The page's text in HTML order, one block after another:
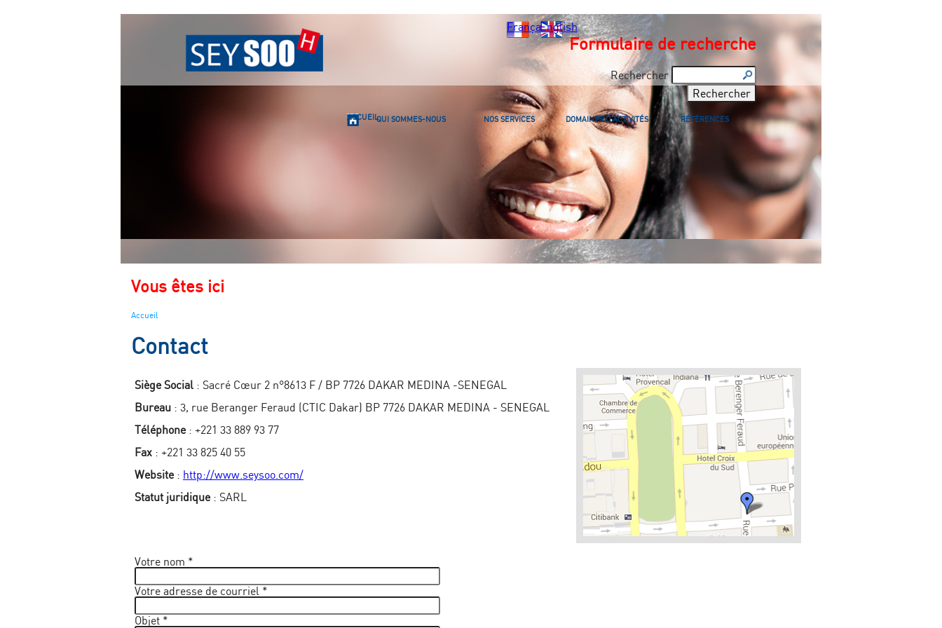
FrançaisEnglish
Formulaire de recherche
Rechercher
ACCUEILQUI SOMMES-NOUS NOS SERVICES DOMAINES D'ACTIVITÉS RÉFÉRENCES
Vous êtes ici
Accueil
Contact
Siège Social : Sacré Cœur 2 n°8613 F / BP 7726 DAKAR MEDINA -SENEGAL
Bureau : 3, rue Beranger Feraud (CTIC Dakar) BP 7726 DAKAR MEDINA - SENEGAL
Téléphone: +221 33 889 93 77
Fax : +221 33 825 40 55
Website: http://www.seysoo.com/
Statut juridique: SARL
Votre nom *
Votre adresse de courriel *
Objet *